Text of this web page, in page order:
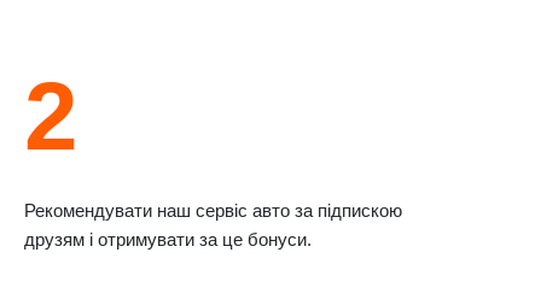
2
Рекомендувати наш сервіс авто за підпискою
друзям і отримувати за це бонуси.